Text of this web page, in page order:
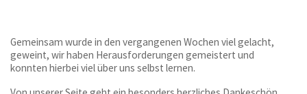
Gemeinsam wurde in den vergangenen Wochen viel gelacht,
geweint, wir haben Herausforderungen gemeistert und
konnten hierbei viel über uns selbst lernen.